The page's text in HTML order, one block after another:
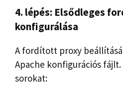
4. lépés: Elsődleges
konfigurálása
A fordított proxy
Apache konfigurációs fájlt.
sorokat: